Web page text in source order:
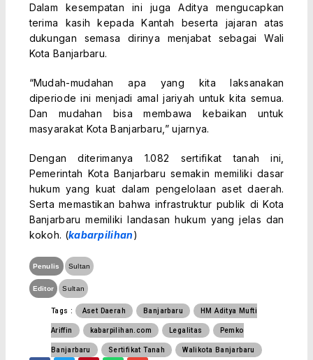
Dalam kesempatan ini juga Aditya mengucapkan
terima kasih kepada Kantah beserta jajaran atas
dukungan semasa dirinya menjabat sebagai Wali
Kota Banjarbaru.
“Mudah-mudahan apa yang kita laksanakan
diperiode ini menjadi amal jariyah untuk kita semua.
Dan mudahan bisa membawa kebaikan untuk
masyarakat Kota Banjarbaru,” ujarnya.
Dengan diterimanya 1.082 sertifikat tanah ini,
Pemerintah Kota Banjarbaru semakin memiliki dasar
hukum yang kuat dalam pengelolaan aset daerah.
Serta memastikan bahwa infrastruktur publik di Kota
Banjarbaru memiliki landasan hukum yang jelas dan
kokoh. (kabarpilihan)
Penulis Sultan
Editor Sultan
Tags : Aset Daerah Banjarbaru HM Aditya Mufti
Ariffin kabarpilihan.com Legalitas Pemko
Banjarbaru Sertifikat Tanah Walikota Banjarbaru